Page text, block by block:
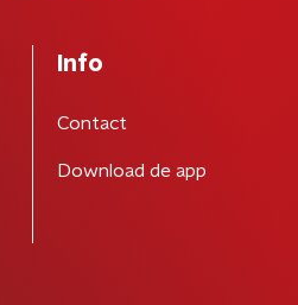
Info
Contact
Download de app